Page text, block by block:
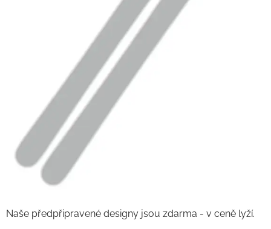
Naše předpřipravené designy jsou zdarma - v ceně lyží.